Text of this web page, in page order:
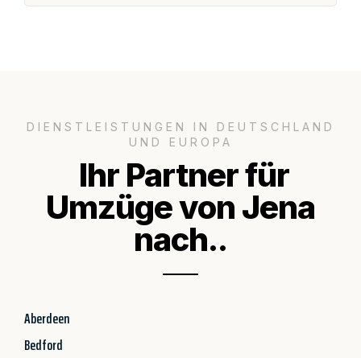
DIENSTLEISTUNGEN IN DEUTSCHLAND
UND EUROPA
Ihr Partner für
Umzüge von Jena
nach..
Aberdeen
Bedford